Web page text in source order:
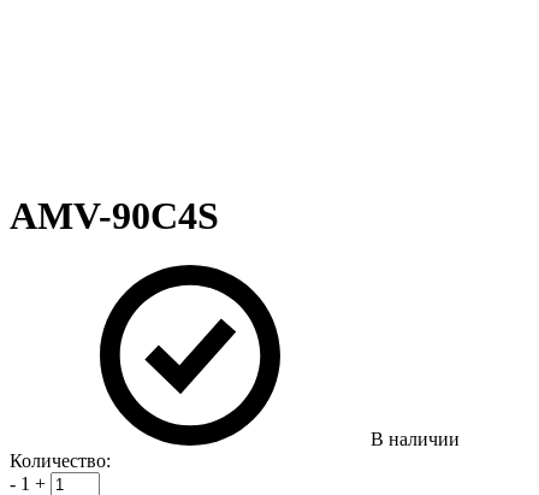
AMV-90C4S
В наличии
Количество:
- 1 +